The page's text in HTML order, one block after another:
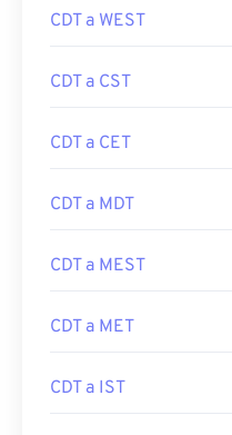
CDT a WEST
CDT a CST
CDT a CET
CDT a MDT
CDT a MEST
CDT a MET
CDT a IST